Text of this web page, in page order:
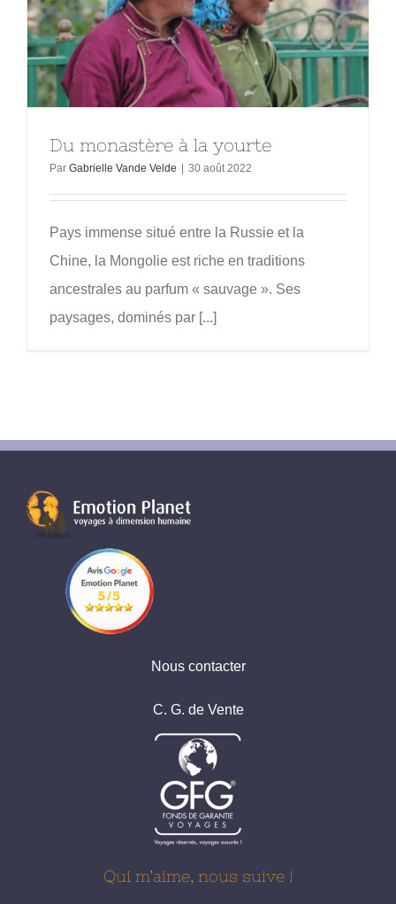
Du monastère à la yourte
Par Gabrielle Vande Velde | 30 août 2022
Pays immense situé entre la Russie et la
Chine, la Mongolie est riche en traditions
ancestrales au parfum « sauvage ». Ses
paysages, dominés par [...]
Nous contacter
C. G. de Vente
Qui m’aime, nous suive !